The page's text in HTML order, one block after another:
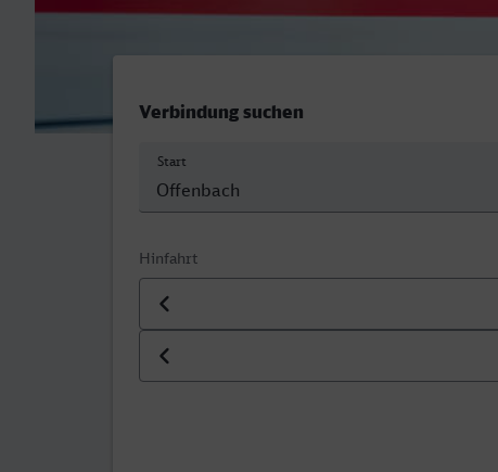
Verbindung suchen
Start
Hinfahrt
Datum der Hinfahrt
Uhrzeit der Hinfahrt